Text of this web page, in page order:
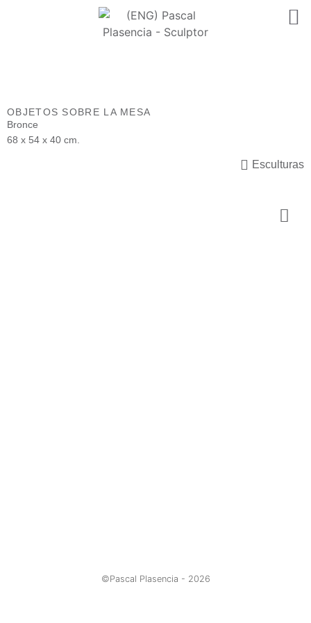
OBJETOS SOBRE LA MESA
Bronce
68 x 54 x 40 cm.
Esculturas
©Pascal Plasencia - 2026